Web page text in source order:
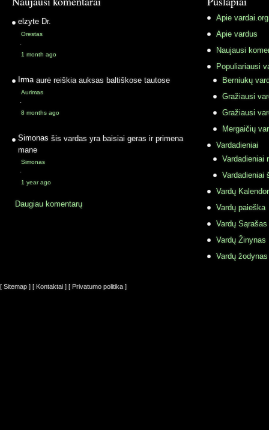
elzyte Dr.
Orestas
·
1 month ago
Irma aurė reiškia auksas baltiškose tautose
Aurimas
·
8 months ago
Simonas šis vardas yra baisiai geras ir primena
mane
Simonas
·
1 year ago
Daugiau komentarų
Apie vardai.org
Apie vardus
Naujausi
Populiariausi
Berniukų
Gražiausi
Gražiausi
Mergaičių
Vardadieniai
Vardadieniai
Vardadieniai
Vardų
Vardų paieška
Vardų Sąrašas
Vardų Žinynas
Vardų
[ Sitemap ] [ Kontaktai ] [ Privatumo politika ]